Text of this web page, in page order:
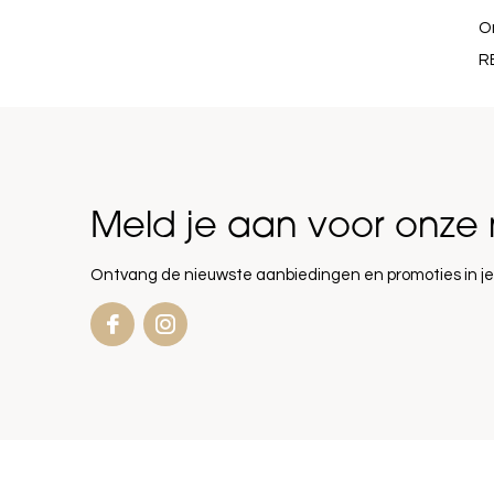
Meld je aan voor onze
Ontvang de nieuwste aanbiedingen en promoties in je